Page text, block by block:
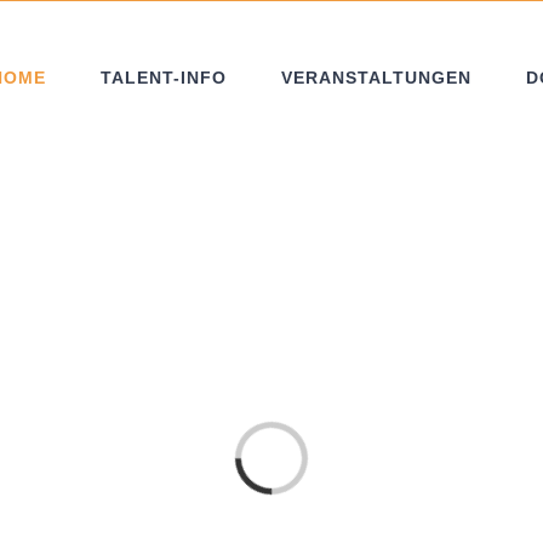
TALENT-INFO VERANSTALTUNGEN
Laden...